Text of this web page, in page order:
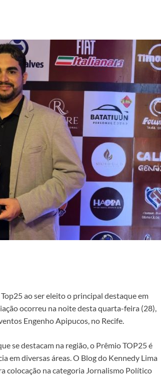
ao ser eleito o principal destaque em
ocorreu na noite desta quarta-feira (28),
Engenho Apipucos, no Recife.
se destacam na região, o Prêmio TOP25 é
em diversas áreas. O Blog do Kennedy Lima
colocação na categoria Jornalismo Político